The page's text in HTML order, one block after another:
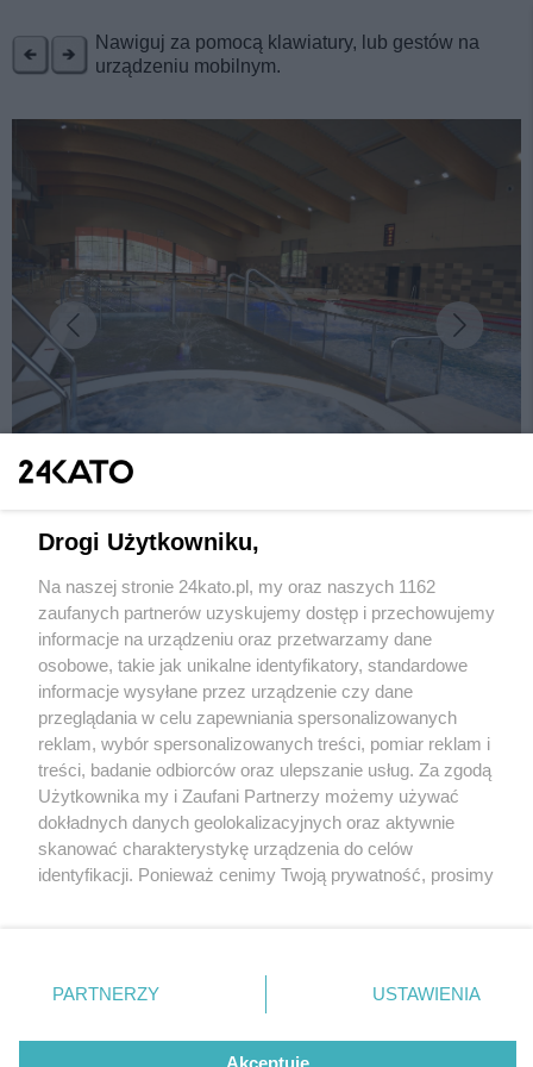
Nawiguj za pomocą klawiatury, lub gestów na
urządzeniu mobilnym.
Znowu można korzystać z Basenu Brynów. W
nowy system detekcji utonięć
1 / 2
Basen Brynów
Basen Brynów
Wydawca mediów lokalnych
Nie zapomnij
zapoznać się z:
polityką prywatności regulamin korzystania z portali
Twojemiasto
Piekary Śląskie
Chorzów
Tarnowskie Góry
Gliwice
Skontakuj sięz nami
Kontakt
Wydawca
Redakcja
Drogi Użytkowniku,
Na naszej stronie 24kato.pl, my oraz naszych 1162
zaufanych partnerów uzyskujemy dostęp i przechowujemy
informacje na urządzeniu oraz przetwarzamy dane
osobowe, takie jak unikalne identyfikatory, standardowe
informacje wysyłane przez urządzenie czy dane
przeglądania w celu zapewniania spersonalizowanych
reklam, wybór spersonalizowanych treści, pomiar reklam i
treści, badanie odbiorców oraz ulepszanie usług. Za zgodą
Użytkownika my i Zaufani Partnerzy możemy używać
dokładnych danych geolokalizacyjnych oraz aktywnie
skanować charakterystykę urządzenia do celów
identyfikacji. Ponieważ cenimy Twoją prywatność, prosimy
prywatności znajdujący się w lewym dolnym rogu strony
. Niektóre rodzaje przetwarzania danych nie wymagają
zgody użytkownika, ale masz prawo sprzeciwić się
takiemu przetwarzaniu. Preferencje będą miały
PARTNERZY USTAWIENIA
Akceptuję